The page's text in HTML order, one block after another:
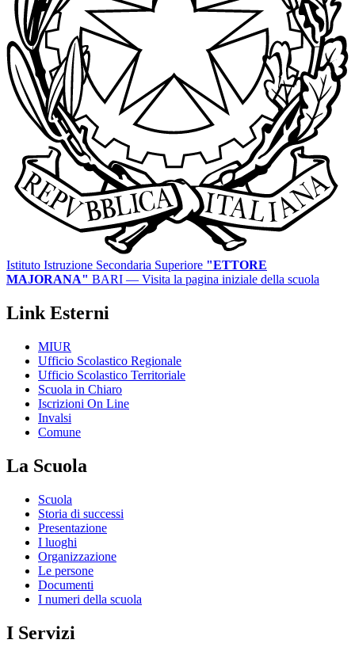
Istituto Istruzione Secondaria Superiore "ETTORE
MAJORANA" BARI — Visita la pagina iniziale della scuola
Link Esterni
MIUR
Ufficio Scolastico Regionale
Ufficio Scolastico Territoriale
Scuola in Chiaro
Iscrizioni On Line
Invalsi
Comune
La Scuola
Scuola
Storia di successi
Presentazione
I luoghi
Organizzazione
Le persone
Documenti
I numeri della scuola
I Servizi